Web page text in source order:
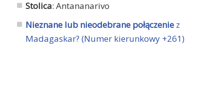
Stolica: Antananarivo
Nieznane lub nieodebrane połączenie z
Madagaskar? (Numer kierunkowy +261)